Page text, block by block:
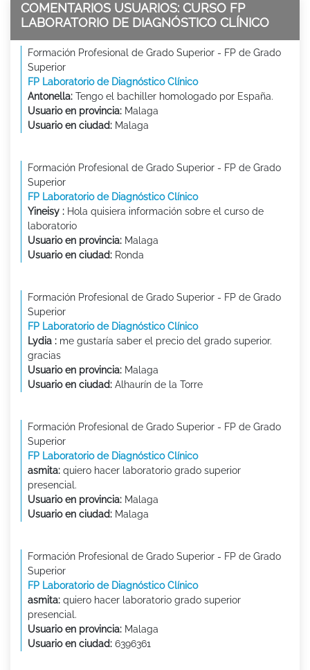
COMENTARIOS USUARIOS: CURSO FP
LABORATORIO DE DIAGNÓSTICO CLÍNICO
Formación Profesional de Grado Superior - FP de Grado
Superior
FP Laboratorio de Diagnóstico Clínico
Antonella: Tengo el bachiller homologado por España.
Usuario en provincia: Malaga
Usuario en ciudad: Malaga
Formación Profesional de Grado Superior - FP de Grado
Superior
FP Laboratorio de Diagnóstico Clínico
Yineisy : Hola quisiera información sobre el curso de
laboratorio
Usuario en provincia: Malaga
Usuario en ciudad: Ronda
Formación Profesional de Grado Superior - FP de Grado
Superior
FP Laboratorio de Diagnóstico Clínico
Lydia : me gustaría saber el precio del grado superior.
gracias
Usuario en provincia: Malaga
Usuario en ciudad: Alhaurín de la Torre
Formación Profesional de Grado Superior - FP de Grado
Superior
FP Laboratorio de Diagnóstico Clínico
asmita: quiero hacer laboratorio grado superior
presencial.
Usuario en provincia: Malaga
Usuario en ciudad: Malaga
Formación Profesional de Grado Superior - FP de Grado
Superior
FP Laboratorio de Diagnóstico Clínico
asmita: quiero hacer laboratorio grado superior
presencial.
Usuario en provincia: Malaga
Usuario en ciudad: 6396361